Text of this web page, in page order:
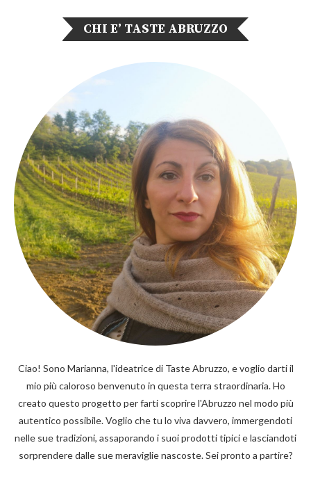
CHI E’ TASTE ABRUZZO
Ciao! Sono Marianna, l'ideatrice di Taste Abruzzo, e voglio darti il
mio più caloroso benvenuto in questa terra straordinaria. Ho
creato questo progetto per farti scoprire l'Abruzzo nel modo più
autentico possibile. Voglio che tu lo viva davvero, immergendoti
nelle sue tradizioni, assaporando i suoi prodotti tipici e lasciandoti
sorprendere dalle sue meraviglie nascoste. Sei pronto a partire?